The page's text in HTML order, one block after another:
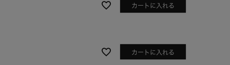
カートに入れる
カートに入れる